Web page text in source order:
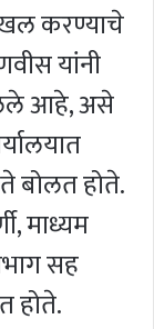
करण्याचे
यांनी
आहे, असे
बोलत होते.
माध्यम
सह
होते.